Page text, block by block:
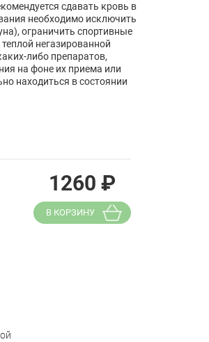
сдавать кровь в
необходимо исключить
ограничить спортивные
негазированной
либо препаратов,
на фоне их приема или
находиться в состоянии
1260 ₽
В КОРЗИНУ